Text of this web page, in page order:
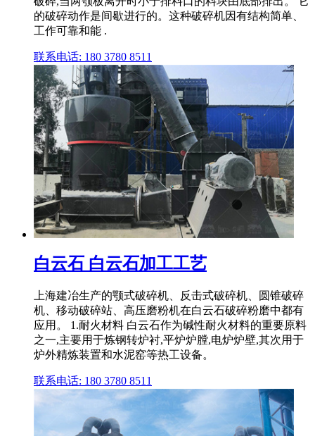
的破碎动作是间歇进行的。这种破碎机因有结构简单、
工作可靠和能 .
联系电话: 180 3780 8511
白云石 白云石加工工艺
上海建冶生产的颚式破碎机、反击式破碎机、圆锥破碎
机、移动破碎站、高压磨粉机在白云石破碎粉磨中都有
应用。 1.耐火材料 白云石作为碱性耐火材料的重要原料
之一,主要用于炼钢转炉衬,平炉炉膛,电炉炉壁,其次用于
炉外精炼装置和水泥窑等热工设备。
联系电话: 180 3780 8511